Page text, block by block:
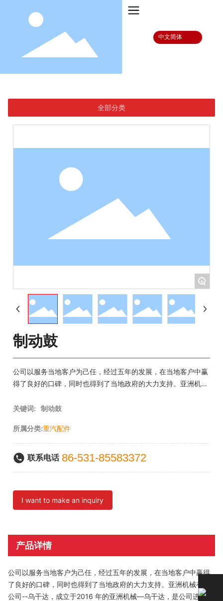
中文简体
全部分类
+
制动鼓
公司以服务当地客户为己任，经过五年的发展，在当地客户中赢
得了良好的口碑，同时也得到了当地政府的大力支持。亚洲机械
司进一步探索非洲市场所设立的第二家海外分公司，占地面积80
关键词: 制动鼓
所属分类:重汽配件
联系电话 86-531-85583372
I want to make an inquiry
产品详情
公司以服务当地客户为己任，经过五年的发展，在当地客户中赢得
了良好的口碑，同时也得到了当地政府的大力支持。亚洲机械有限
公司--乌干达，成立于2016 年的亚洲机械—乌干达，是公司进一步